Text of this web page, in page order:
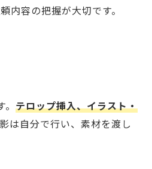
内容の把握が大切です。
テロップ挿入、イラスト・
は自分で行い、素材を渡し